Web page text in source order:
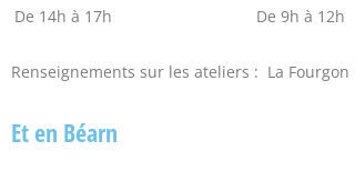
De 14h à 17h
De 9h à 12h
Renseignements sur les ateliers : La
Et en Béarn